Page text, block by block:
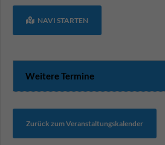
NAVI STARTEN
Weitere Termine
Zurück zum Veranstaltungskalender